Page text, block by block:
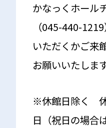
かなっくホール
（045-440-
いただくかご来
お願いいたします
※休館日除く
日（祝日の場合